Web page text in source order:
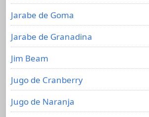
Jarabe de Goma
Jarabe de Granadina
Jim Beam
Jugo de Cranberry
Jugo de Naranja